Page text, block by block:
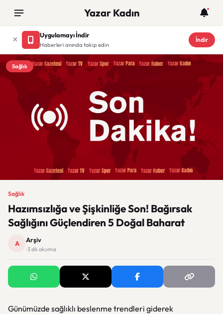
Yazar Kadın
Uygulamayı İndir
Haberleri anında takip edin
İndir
Sağlık
Sağlık
Hazımsızlığa ve Şişkinliğe Son! Bağırsak
Sağlığını Güçlendiren 5 Doğal Baharat
A Arşiv
· 3 dk okuma
Günümüzde sağlıklı beslenme trendleri giderek